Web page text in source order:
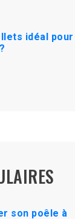
idéal pour
son poêle à